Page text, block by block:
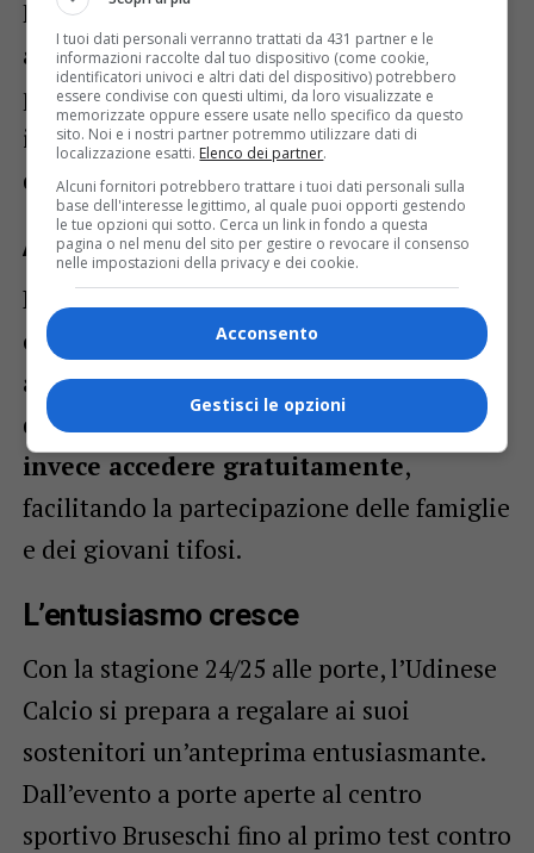
Fontanafredda.
amichevolerappresenta un’opportunità
per testare la forma fisica dei giocatori e
integrare nuove strategie di gioco in vista
della prossima stagione.
Accesso e costo
Per chi desidera assistere al match,il
costo del biglietto sarà di 5€
acquistabile direttamente sul luogo
dell’evento. Gliunder 16 potranno
invece accedere gratuitamente,
facilitando la partecipazione delle famiglie
e dei giovani tifosi.
L’entusiasmo cresce
Con la stagione 24/25 alle porte, l’Udinese
Calcio si prepara a regalare ai suoi
sostenitori un’anteprima entusiasmante.
Dall’evento a porte aperte al centro
sportivo Bruseschi fino al primo test contro
I tuoi dati personali verranno trattati da 431 partner e le
informazioni raccolte dal tuo dispositivo (come cookie,
identificatori univoci e altri dati del dispositivo) potrebbero
essere condivise con questi ultimi, da loro visualizzate e
memorizzate oppure essere usate nello specifico da questo
sito. Noi e i nostri partner potremmo utilizzare dati di
localizzazione esatti. Elenco dei partner.
Alcuni fornitori potrebbero trattare i tuoi dati personali sulla
base dell'interesse legittimo, al quale puoi opporti gestendo
le tue opzioni qui sotto. Cerca un link in fondo a questa
pagina o nel menu del sito per gestire o revocare il consenso
nelle impostazioni della privacy e dei cookie.
Acconsento
Gestisci le opzioni